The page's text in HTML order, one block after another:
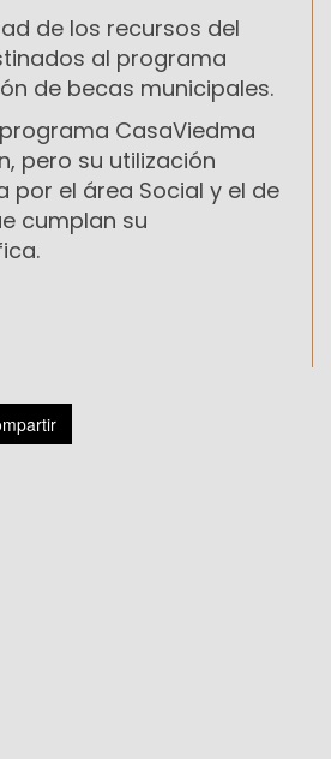
de los recursos del
al programa
de becas municipales.
CasaViedma
pero su utilización
por el área Social y el de
cumplan su